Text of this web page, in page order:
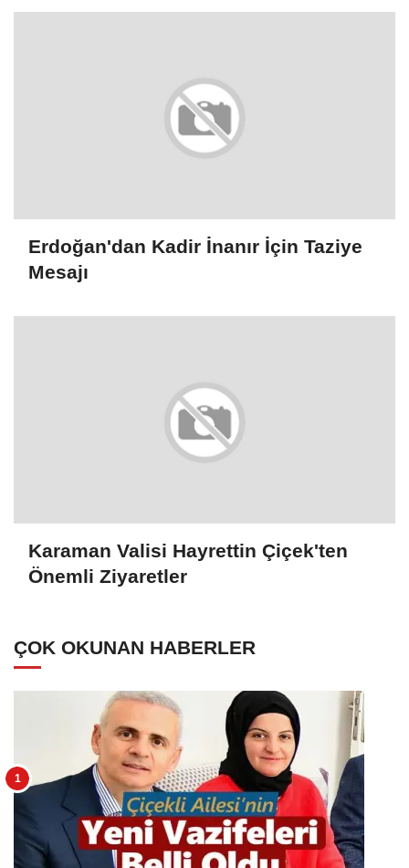
Erdoğan'dan Kadir İnanır İçin Taziye
Mesajı
Karaman Valisi Hayrettin Çiçek'ten
Önemli Ziyaretler
ÇOK OKUNAN HABERLER